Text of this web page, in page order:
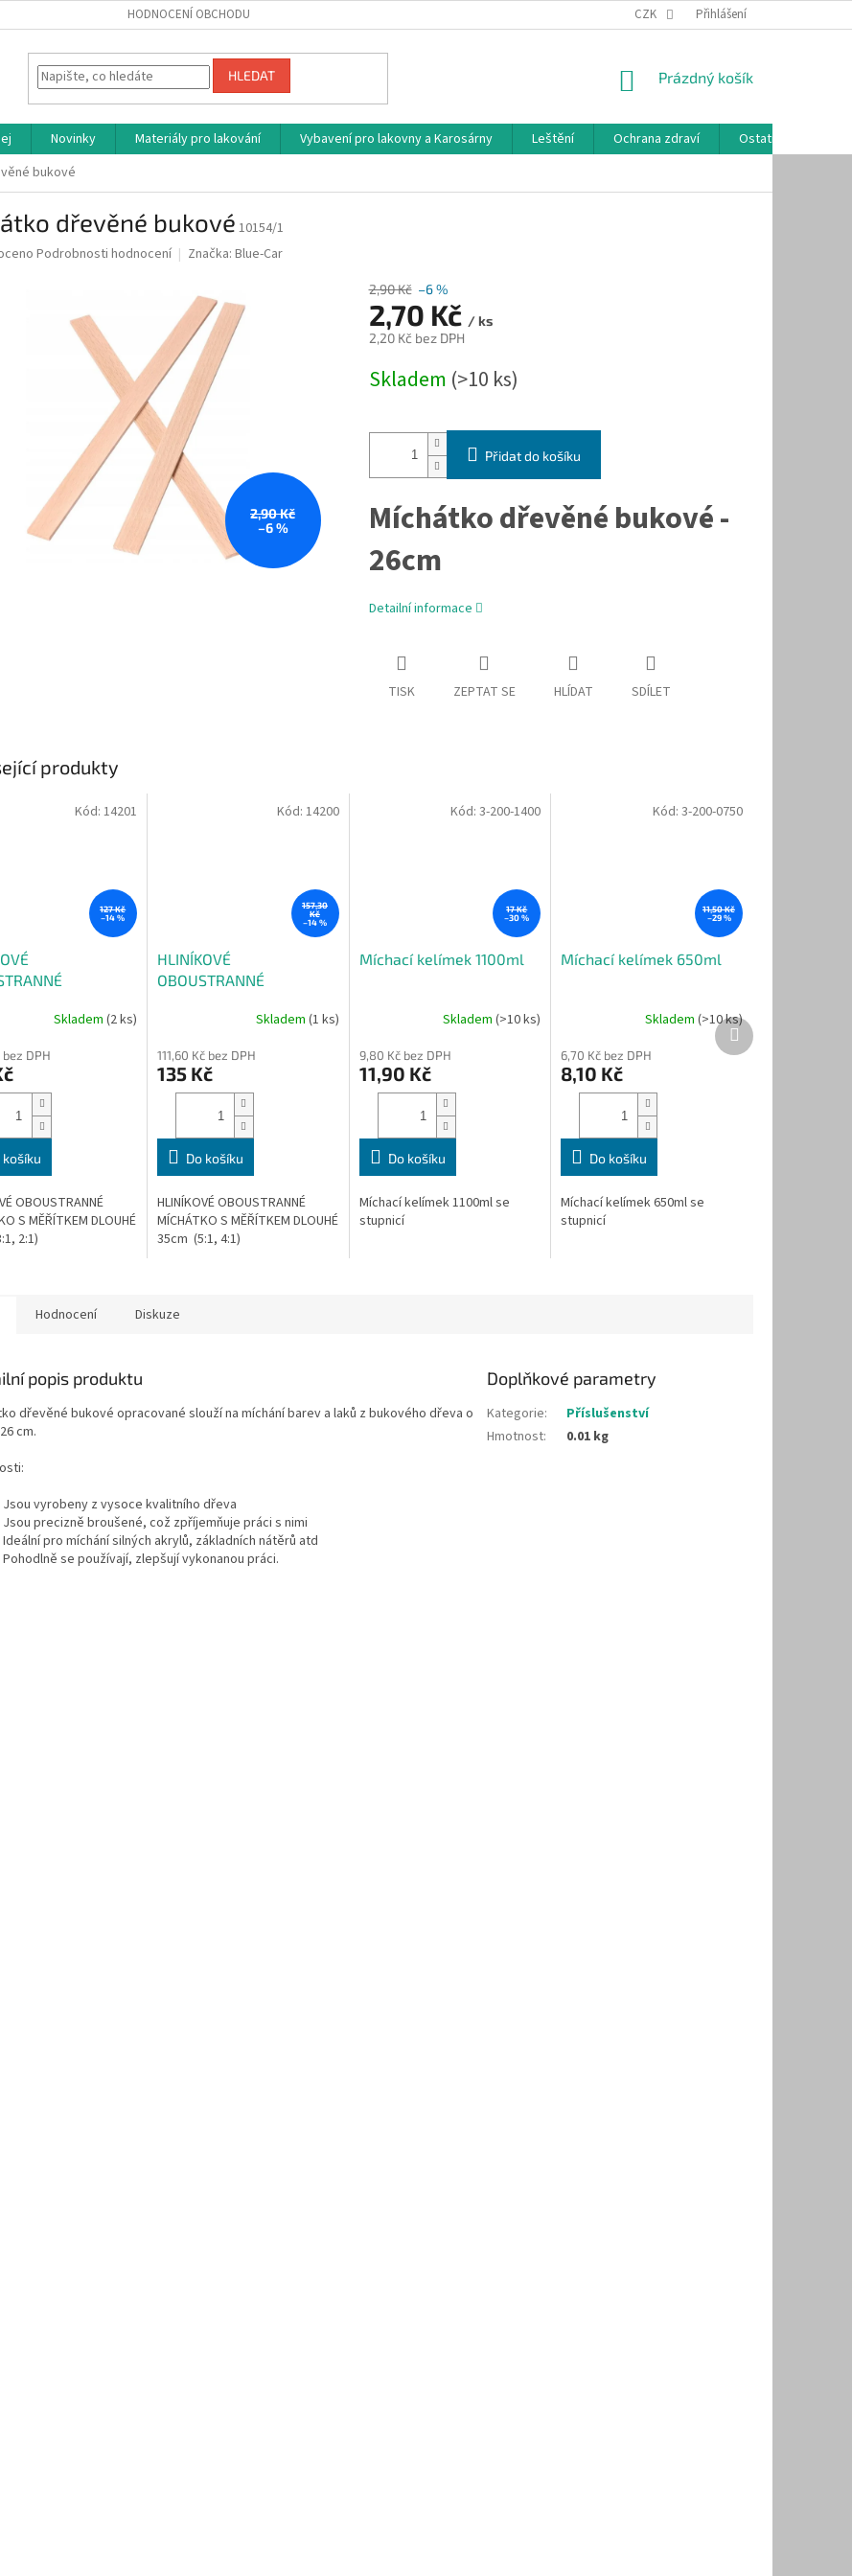
HODNOCENÍ OBCHODU CZK Přihlášení
HLEDAT
NÁKUPNÍ
Prázdný košík
Novinky Materiály pro lakování Vybavení pro lakovny a Karosárny Leštění Ochrana zdraví Ostatní
bukové
dřevěné bukové 10154/1
Podrobnosti hodnocení Značka: Blue-Car
2,90 Kč
–6 %
2,90 Kč –6 %
2,70 Kč / ks
2,20 Kč bez DPH
cena:
Skladem (>10 ks)
Přidat do košíku
Míchátko dřevěné bukové -
26cm
Detailní informace
TISK ZEPTAT SE HLÍDAT SDÍLET
produkty
127 Kč
–14 %
Skladem (2 ks)
bez DPH
košíku
OBOUSTRANNÉ
S MĚŘÍTKEM DLOUHÉ
2:1)
Kód: 14201
157,30
Kč
–14 %
HLINÍKOVÉ
OBOUSTRANNÉ
Skladem (1 ks)
111,60 Kč bez DPH
135 Kč
Do košíku
HLINÍKOVÉ OBOUSTRANNÉ
MÍCHÁTKO S MĚŘÍTKEM DLOUHÉ
35cm (5:1, 4:1)
Kód: 14200
17 Kč
–30 %
Míchací kelímek 1100ml
Skladem(>10 ks)
9,80 Kč bez DPH
11,90 Kč
Do košíku
Míchací kelímek 1100ml se
stupnicí
Kód:3-200-1400
11,50 Kč
–29 %
Míchací kelímek 650ml
Skladem (>10 ks)
6,70 Kč bez DPH
8,10 Kč
Do košíku
Míchací kelímek 650ml se
stupnicí
Kód: 3-200-0750
Další
produkt
Hodnocení Diskuze
popis produktu
dřevěné bukové opracované slouží na míchání barev a laků z bukového dřeva o
cm.
Jsou vyrobeny z vysoce kvalitního dřeva
Jsou precizně broušené, což zpříjemňuje práci s nimi
Ideální pro míchání silných akrylů, základních nátěrů atd
Pohodlně se používají, zlepšují vykonanou práci.
Doplňkové parametry
Kategorie:
Příslušenství
Hmotnost: 0.01 kg